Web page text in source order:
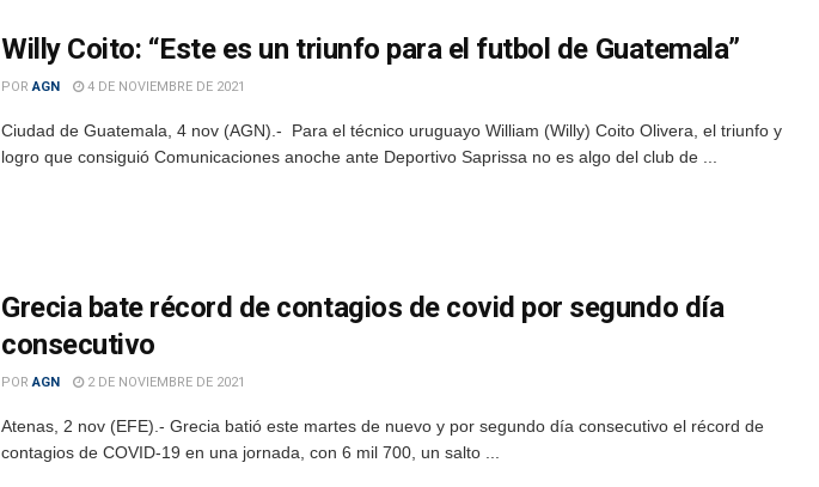
Willy Coito: “Este es un triunfo para el futbol de Guatemala”
POR AGN 4 DE NOVIEMBRE DE 2021
Ciudad de Guatemala, 4 nov (AGN).- Para el técnico uruguayo William (Willy) Coito Olivera, el triunfo y
logro que consiguió Comunicaciones anoche ante Deportivo Saprissa no es algo del club de ...
Grecia bate récord de contagios de covid por segundo día
consecutivo
POR AGN 2 DE NOVIEMBRE DE 2021
Atenas, 2 nov (EFE).- Grecia batió este martes de nuevo y por segundo día consecutivo el récord de
contagios de COVID-19 en una jornada, con 6 mil 700, un salto ...